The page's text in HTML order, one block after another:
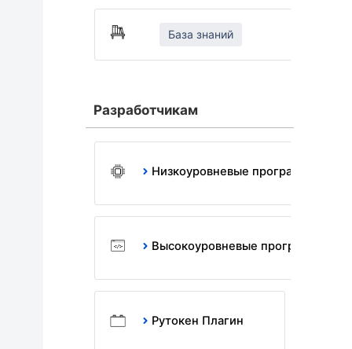
База знаний
Разработчикам
Низкоуровневые программные
Высокоуровневые программные
Рутокен Плагин